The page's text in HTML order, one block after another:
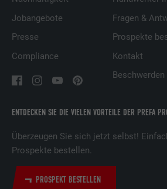
ENTDECKEN SIE DIE VIELEN VORTEILE DER PREFA
Überzeugen Sie sich jetzt selbst!
Prospekte bestellen.
PROSPEKT BESTELLEN
Jobangebote
Presse
Compliance
Fragen &
Prospekte
Kontakt
Laufzeit
mehreren Webseiten
relevante Werbung
Präferenzen des
Name lidc
Anbieter LinkedIn